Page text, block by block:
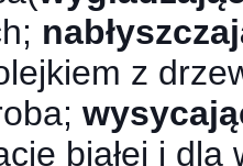
z
białej i dla